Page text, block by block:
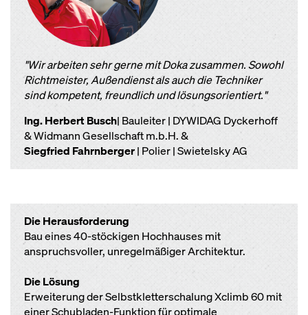
"Wir arbeiten sehr gerne mit Doka zusammen. Sowohl
Richtmeister, Außendienst als auch die Techniker
sind kompetent, freundlich und lösungsorientiert."
Ing. Herbert Busch| Bauleiter | DYWIDAG Dyckerhoff
& Widmann Gesellschaft m.b.H. &
Siegfried Fahrnberger| Polier | Swietelsky AG
Die Herausforderung
Bau eines 40-stöckigen Hochhauses mit
anspruchsvoller, unregelmäßiger Architektur.
Die Lösung
Erweiterung der Selbstkletterschalung Xclimb 60 mit
einer Schubladen-Funktion für optimale